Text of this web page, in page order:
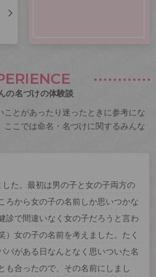
の名づけの体験談
とがあったり迷ったときに参考にな
ここでは命名・名づけに関するみんな
た。最初は男の子と女の子両方の
ろから女の子の名前しか思いつかな
診で間違いなく女の子だろうと言わ
）女の子の名前を考えました。たく
パがある日なんとなく思いついた名
も合ったので、その名前にしまし